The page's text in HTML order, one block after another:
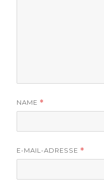
NAME *
E-MAIL-ADRESSE *